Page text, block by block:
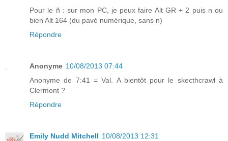
Pour le ñ : sur mon PC, je peux faire Alt GR + 2 puis n ou
bien Alt 164 (du pavé numérique, sans n)
Répondre
Anonyme 10/08/2013 07:44
Anonyme de 7:41 = Val. A bientôt pour le skecthcrawl à
Clermont ?
Répondre
Emily Nudd Mitchell 10/08/2013 12:31